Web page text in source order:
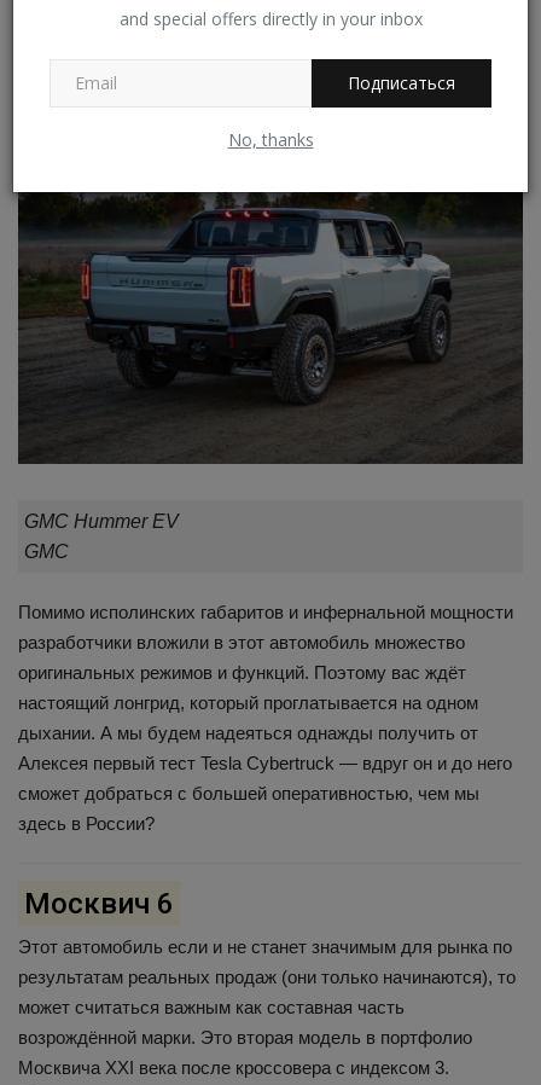
and special offers directly in your inbox
Подписаться
No, thanks
сильных внедорожниках длиной больше 5,5 метров,
рекомендуем.
GMC Hummer EV
GMC
Помимо исполинских габаритов и инфернальной мощности
разработчики вложили в этот автомобиль множество
оригинальных режимов и функций. Поэтому вас ждёт
настоящий лонгрид, который проглатывается на одном
дыхании. А мы будем надеяться однажды получить от
Алексея первый тест Tesla Cybertruck — вдруг он и до него
сможет добраться с большей оперативностью, чем мы
здесь в России?
Москвич 6
Этот автомобиль если и не станет значимым для рынка по
результатам реальных продаж (они только начинаются), то
может считаться важным как составная часть
возрождённой марки. Это вторая модель в портфолио
Москвича XXI века после кроссовера с индексом 3.